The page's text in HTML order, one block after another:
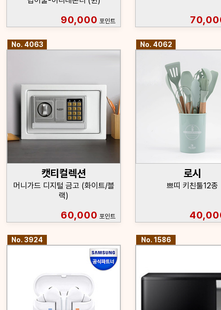
90,000 포인트
No. 4063
캣티컬렉션
머니가드 디지털 금고 (화이트/블
랙)
60,000 포인트
No. 4062
로시
쁘띠 키친툴12종
No. 3924 No. 1586